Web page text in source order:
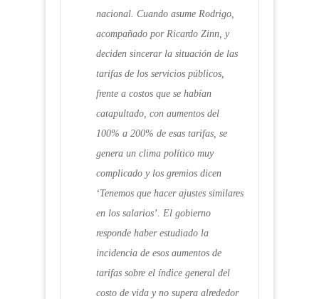
nacional. Cuando asume Rodrigo,
acompañado por Ricardo Zinn, y
deciden sincerar la situación de las
tarifas de los servicios públicos,
frente a costos que se habían
catapultado, con aumentos del
100% a 200% de esas tarifas, se
genera un clima político muy
complicado y los gremios dicen
‘Tenemos que hacer ajustes similares
en los salarios’. El gobierno
responde haber estudiado la
incidencia de esos aumentos de
tarifas sobre el índice general del
costo de vida y no supera alrededor